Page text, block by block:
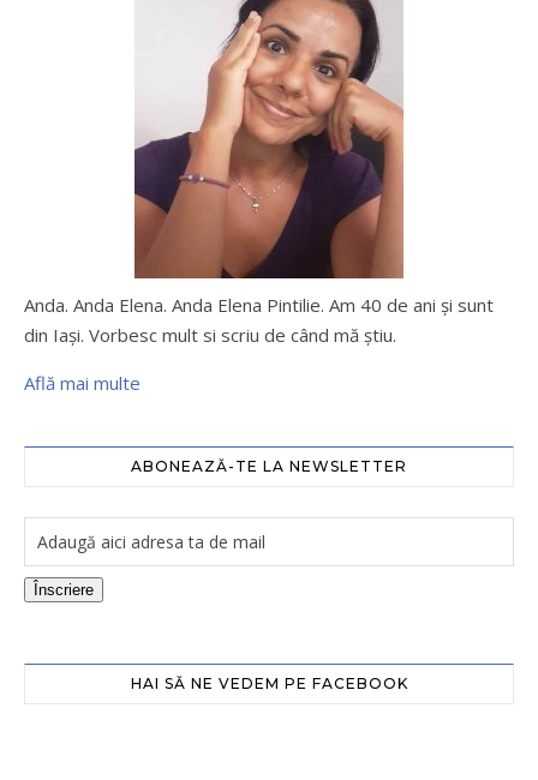
Anda. Anda Elena. Anda Elena Pintilie. Am 40 de ani şi sunt
din Iaşi. Vorbesc mult si scriu de când mă ştiu.
Află mai multe
ABONEAZĂ-TE LA NEWSLETTER
Înscriere
HAI SĂ NE VEDEM PE FACEBOOK